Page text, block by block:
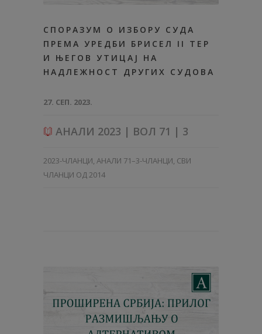
СПОРАЗУМ О ИЗБОРУ СУДА
ПРЕМА УРЕДБИ БРИСЕЛ II ТЕР
И ЊЕГОВ УТИЦАЈ НА
НАДЛЕЖНОСТ ДРУГИХ СУДОВА
27. СЕП. 2023.
АНАЛИ 2023 | ВОЛ 71 | 3
2023-ЧЛАНЦИ, АНАЛИ 71–3-ЧЛАНЦИ, СВИ
ЧЛАНЦИ ОД 2014